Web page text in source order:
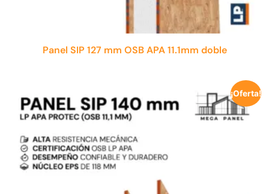
Panel SIP 127 mm OSB APA 11.1mm doble
¡Oferta!